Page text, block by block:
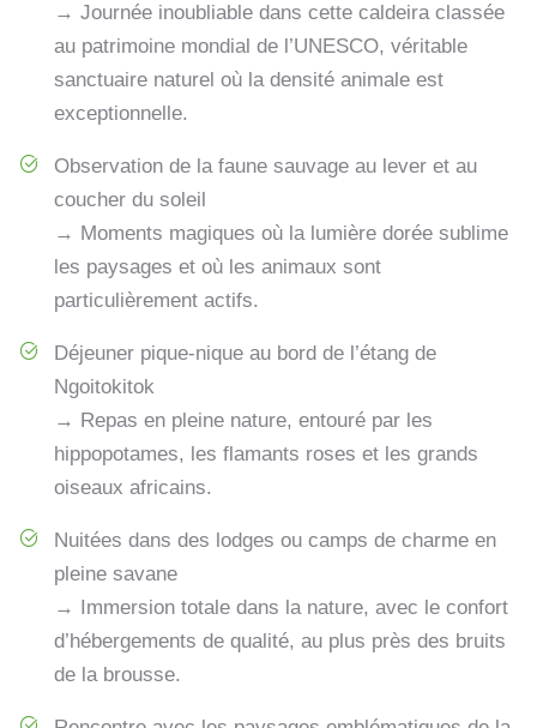
→ Journée inoubliable dans cette caldeira classée
au patrimoine mondial de l’UNESCO, véritable
sanctuaire naturel où la densité animale est
exceptionnelle.
Observation de la faune sauvage au lever et au
coucher du soleil
→ Moments magiques où la lumière dorée sublime
les paysages et où les animaux sont
particulièrement actifs.
Déjeuner pique-nique au bord de l’étang de
Ngoitokitok
→ Repas en pleine nature, entouré par les
hippopotames, les flamants roses et les grands
oiseaux africains.
Nuitées dans des lodges ou camps de charme en
pleine savane
→ Immersion totale dans la nature, avec le confort
d’hébergements de qualité, au plus près des bruits
de la brousse.